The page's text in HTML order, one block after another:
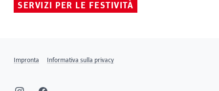
SERVIZI PER LE FESTIVITÀ
Impronta Informativa sulla privacy